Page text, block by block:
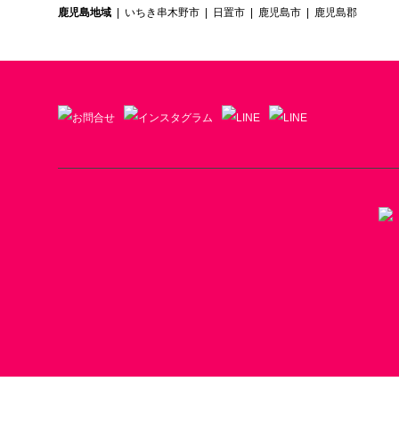
鹿児島地域
いちき串木野市 日置市 鹿児島市 鹿児島郡